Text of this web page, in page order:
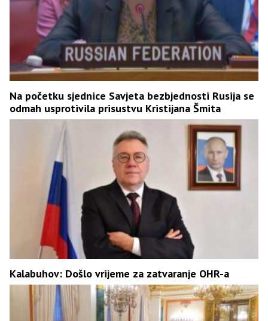
Na početku sjednice Savjeta bezbjednosti Rusija se
odmah usprotivila prisustvu Kristijana Šmita
Kalabuhov: Došlo vrijeme za zatvaranje OHR-a